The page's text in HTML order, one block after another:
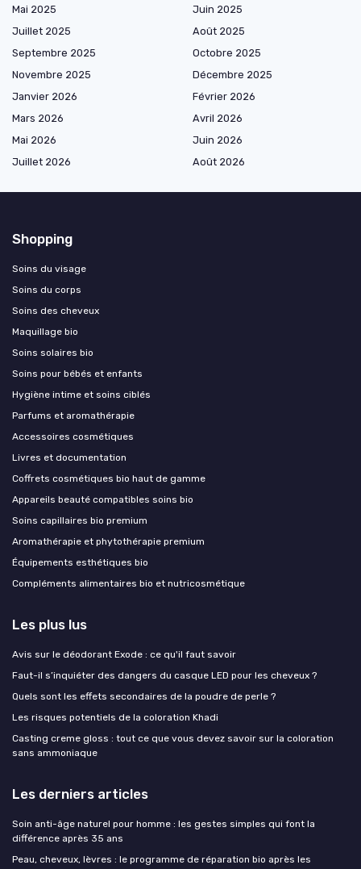
Mai 2025
Juin 2025
Juillet 2025
Août 2025
Septembre 2025
Octobre 2025
Novembre 2025
Décembre 2025
Janvier 2026
Février 2026
Mars 2026
Avril 2026
Mai 2026
Juin 2026
Juillet 2026
Août 2026
Shopping
Soins du visage
Soins du corps
Soins des cheveux
Maquillage bio
Soins solaires bio
Soins pour bébés et enfants
Hygiène intime et soins ciblés
Parfums et aromathérapie
Accessoires cosmétiques
Livres et documentation
Coffrets cosmétiques bio haut de gamme
Appareils beauté compatibles soins bio
Soins capillaires bio premium
Aromathérapie et phytothérapie premium
Équipements esthétiques bio
Compléments alimentaires bio et nutricosmétique
Les plus lus
Avis sur le déodorant Exode : ce qu'il faut savoir
Faut-il s’inquiéter des dangers du casque LED pour les cheveux ?
Quels sont les effets secondaires de la poudre de perle ?
Les risques potentiels de la coloration Khadi
Casting creme gloss : tout ce que vous devez savoir sur la coloration
sans ammoniaque
Les derniers articles
Soin anti-âge naturel pour homme : les gestes simples qui font la
différence après 35 ans
Peau, cheveux, lèvres : le programme de réparation bio après les